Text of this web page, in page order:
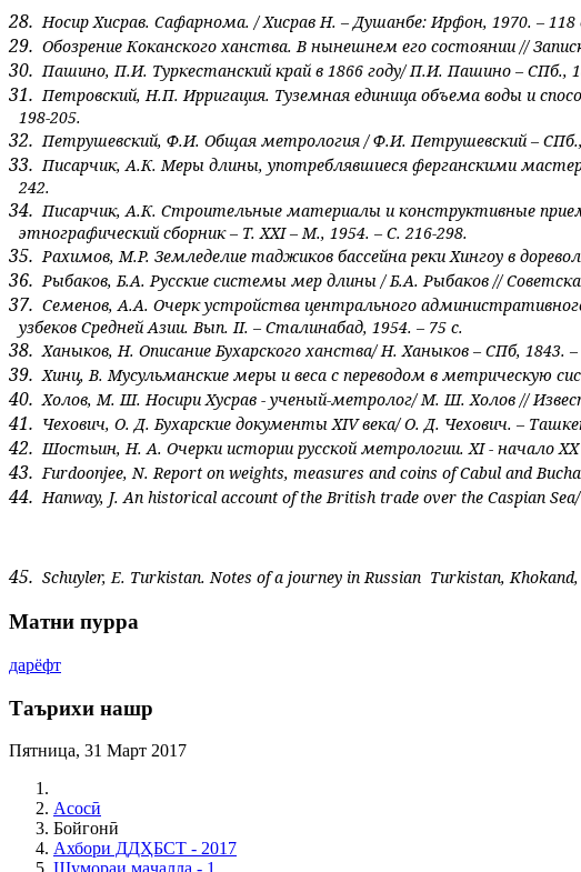
28. Носир Хисрав. Сафарнома. / Хисрав Н. – Душанбе: Ирфон, 1970. – 118
29. Обозрение Коканского ханства. В нынешнем его состоянии //
30. Пашино, П.И. Туркестанский край в 1866 году/ П.И. Пашино – СПб.,
31. Петровский, Н.П. Ирригация. Туземная единица объема воды и
198-205.
32. Петрушевский, Ф.И. Общая метрология / Ф.И. Петрушевский – СПб.,
33. Писарчик, А.К. Меры длины, употреблявшиеся ферганскими
242.
34. Писарчик, А.К. Строительные материалы и конструктивные
этнографический сборник – Т.XXI– М., 1954. – С. 216-298.
35. Рахимов, М.Р. Земледелие таджиков бассейна реки Хингоу в
36. Рыбаков, Б.А. Русские системы мер длины / Б.А. Рыбаков //
37. Семенов, А.А. Очерк устройства центрального
узбеков Средней Азии. Вып.II. – Сталинабад, 1954. – 75 с.
38. Ханыков, Н. Описание Бухарского ханства/ Н. Ханыков – СПб, 1843. –
39. Хинц, В. Мусульманские меры и веса с переводом в метрическую
40. Холов, М. Ш. Носири Хусрав - ученый-метролог/ М. Ш. Холов //
41. Чехович, О. Д. Бухарские документыXIVвека/ О. Д. Чехович. –
42. Шостьин, Н. А. Очерки истории русской метрологии.XI- началоXX
43. Furdoonjee, N. Report on weights, measures and coins of Cabul and
44. Hanway, J. An historical account of the British trade over the Caspian
45. Schuyler, E. Turkistan. Notes of a journey in Russian Turkistan,
Матни пурра
дарёфт
Таърихи нашр
Пятница, 31 Март 2017
Асосӣ
Бойгонӣ
Ахбори ДДҲБСТ - 2017